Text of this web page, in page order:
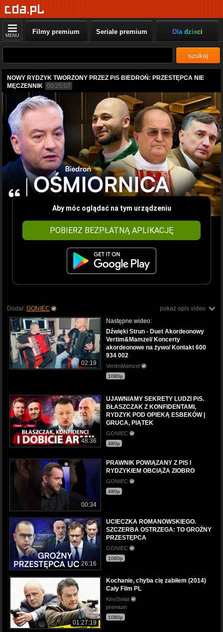
MENU Filmy premium Seriale premium Dla dzieci
szukaj
NOWY RYDZYK TWORZONY PRZEZ PiS BIEDROŃ: PRZESTĘPCA NIE
MĘCZENNIK 00:25:07
Aby móc oglądać na tym urządzeniu
POBIERZ BEZPŁATNĄ APLIKACJĘ
pokaż opis video
Dodał: GONIEC
02:19
Następne wideo:
Dźwięki Strun - Duet Akordeonowy
Vertim&Mamzel/ Koncerty
akordeonowe na żywo/ Kontakt 600
934 002
VertimMamzel
1080p
48:36
UJAWNIAMY SEKRETY LUDZI PiS.
BŁASZCZAK Z KONFIDENTAMI,
RYDZYK POD OPIEKĄ ESBEKÓW |
GRUCA, PIĄTEK
GONIEC
480p
00:34
PRAWNIK POWIĄZANY Z PIS I
RYDZYKIEM OBCIĄŻA ZIOBRO
GONIEC
480p
26:16
UCIECZKA ROMANOWSKIEGO.
SZCZERBA OSTRZEGA: TO GROŹNY
PRZESTĘPCA
GONIEC
1080p
01:27:19
Kochanie, chyba cię zabiłem (2014)
Cały Film PL
KinoSwiat
premium
1080p